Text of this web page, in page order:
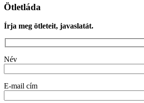
Ötletláda
Írja meg ötleteit, javaslatát.
Név
E-mail cím